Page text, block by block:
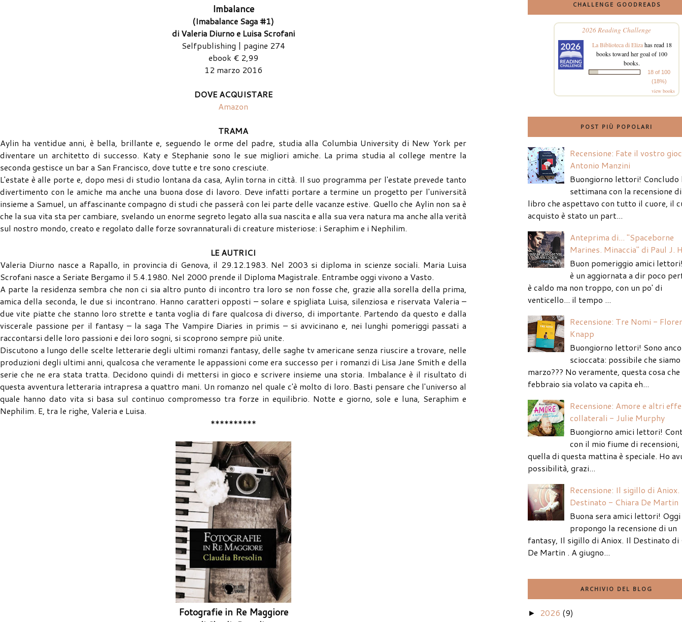
Imbalance
(Imabalance Saga #1)
di Valeria Diurno e Luisa Scrofani
Selfpublishing | pagine 274
ebook € 2,99
12 marzo 2016
DOVE ACQUISTARE
Amazon
TRAMA
Aylin ha ventidue anni, è bella, brillante e, seguendo le orme del padre, studia alla Columbia University di New York per
diventare un architetto di successo. Katy e Stephanie sono le sue migliori amiche. La prima studia al college mentre la
seconda gestisce un bar a San Francisco, dove tutte e tre sono cresciute.
L'estate è alle porte e, dopo mesi di studio lontana da casa, Aylin torna in città. Il suo programma per l'estate prevede tanto
divertimento con le amiche ma anche una buona dose di lavoro. Deve infatti portare a termine un progetto per l'università
insieme a Samuel, un affascinante compagno di studi che passerà con lei parte delle vacanze estive. Quello che Aylin non sa è
che la sua vita sta per cambiare, svelando un enorme segreto legato alla sua nascita e alla sua vera natura ma anche alla verità
sul nostro mondo, creato e regolato dalle forze sovrannaturali di creature misteriose: i Seraphim e i Nephilim.
LE AUTRICI
Valeria Diurno nasce a Rapallo, in provincia di Genova, il 29.12.1983. Nel 2003 si diploma in scienze sociali. Maria Luisa
Scrofani nasce a Seriate Bergamo il 5.4.1980. Nel 2000 prende il Diploma Magistrale. Entrambe oggi vivono a Vasto.
A parte la residenza sembra che non ci sia altro punto di incontro tra loro se non fosse che, grazie alla sorella della prima,
amica della seconda, le due si incontrano. Hanno caratteri opposti – solare e spigliata Luisa, silenziosa e riservata Valeria –
due vite piatte che stanno loro strette e tanta voglia di fare qualcosa di diverso, di importante. Partendo da questo e dalla
viscerale passione per il fantasy – la saga The Vampire Diaries in primis – si avvicinano e, nei lunghi pomeriggi passati a
raccontarsi delle loro passioni e dei loro sogni, si scoprono sempre più unite.
Discutono a lungo delle scelte letterarie degli ultimi romanzi fantasy, delle saghe tv americane senza riuscire a trovare, nelle
produzioni degli ultimi anni, qualcosa che veramente le appassioni come era successo per i romanzi di Lisa Jane Smith e della
serie che ne era stata tratta. Decidono quindi di mettersi in gioco e scrivere insieme una storia. Imbalance è il risultato di
questa avventura letteraria intrapresa a quattro mani. Un romanzo nel quale c'è molto di loro. Basti pensare che l'universo al
quale hanno dato vita si basa sul continuo compromesso tra forze in equilibrio. Notte e giorno, sole e luna, Seraphim e
Nephilim. E, tra le righe, Valeria e Luisa.
**********
Fotografie in Re Maggiore
CHALLENGE GOODREADS
2026 Reading Challenge
La Biblioteca di Elizahas read 18
books toward her goal of 100
books.
18 of 100
(18%)
view books
POST PIÙ POPOLARI
Recensione: Fate il vostro
Antonio Manzini
Buongiorno lettori! Concludo
settimana con la recensione
libro che aspettavo con tutto il cuore, il
acquisto è stato un part...
Anteprima di... "Spaceborne
Marines. Minaccia" di Paul J.
Buon pomeriggio amici
è un aggiornata a dir poco
è caldo ma non troppo, con un po' di
venticello... il tempo ...
Recensione: Tre Nomi -
Knapp
Buongiorno lettori! Sono
scioccata: possibile che siamo
marzo??? No veramente, questa cosa che
febbraio sia volato va capita eh...
Recensione: Amore e altri
collaterali - Julie Murphy
Buongiorno amici lettori!
con il mio fiume di recensioni,
quella di questa mattina è speciale. Ho
possibilità, grazi...
Recensione: Il sigillo di
Destinato - Chiara De Martin
Buona sera amici lettori!
propongo la recensione di un
fantasy, Il sigillo di Aniox. Il Destinato di
De Martin . A giugno...
ARCHIVIO DEL BLOG
► 2026 (9)